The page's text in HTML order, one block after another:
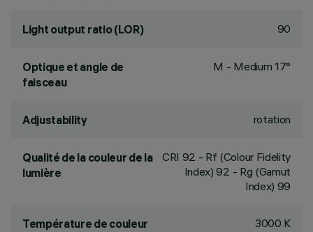
Light output ratio (LOR) 90
Optique et angle de
faisceau
M - Medium 17°
Adjustability rotation
Qualité de la couleur de la
lumière
CRI 92 - Rf (Colour Fidelity
Index) 92 - Rg (Gamut
Index) 99
Température de couleur 3000 K